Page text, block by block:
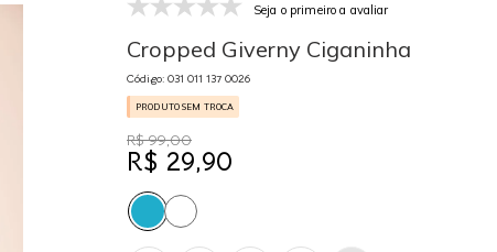
031 011 137 0026 Seja o primeiro a avaliar
Cropped Giverny Ciganinha
Código: 031 011 137 0026
PRODUTO SEM TROCA
R$ 99,00
R$ 29,90